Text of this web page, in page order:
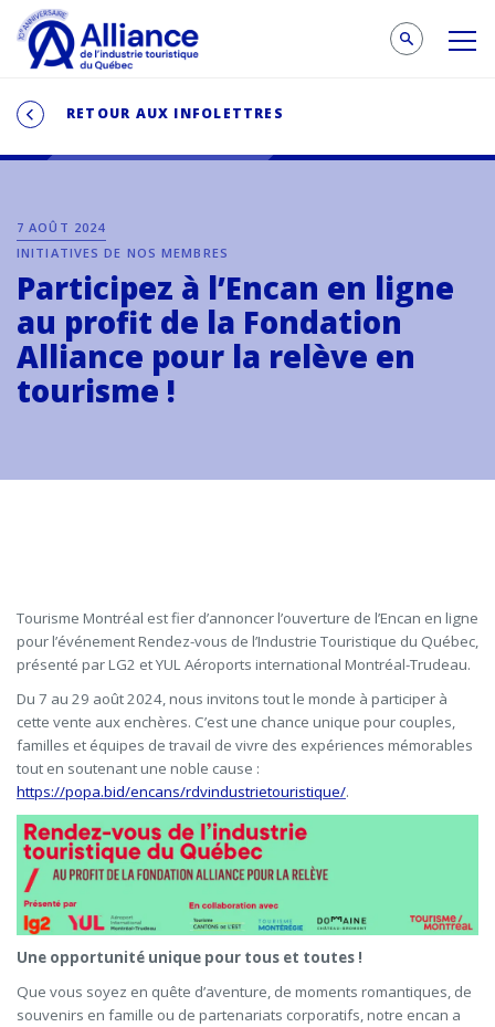
RETOUR AUX INFOLETTRES
7 AOÛT 2024
INITIATIVES DE NOS MEMBRES
Participez à l’Encan en ligne
au profit de la Fondation
Alliance pour la relève en
tourisme !
Tourisme Montréal est fier d’annoncer l’ouverture de l’Encan en ligne
pour l’événement Rendez-vous de l’Industrie Touristique du Québec,
présenté par LG2 et YUL Aéroports international Montréal-Trudeau.
Du 7 au 29 août 2024, nous invitons tout le monde à participer à
cette vente aux enchères. C’est une chance unique pour couples,
familles et équipes de travail de vivre des expériences mémorables
tout en soutenant une noble cause :
https://popa.bid/encans/rdvindustrietouristique/.
Une opportunité unique pour tous et toutes !
Que vous soyez en quête d’aventure, de moments romantiques, de
souvenirs en famille ou de partenariats corporatifs, notre encan a